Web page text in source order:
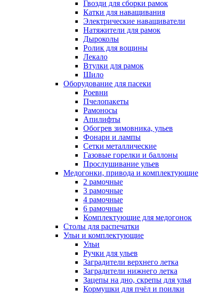
Гвозди для сборки рамок
Катки для наващивания
Электрические наващиватели
Натяжители для рамок
Дыроколы
Ролик для вощины
Лекало
Втулки для рамок
Шило
Оборудование для пасеки
Роевни
Пчелопакеты
Рамоносы
Апилифты
Обогрев зимовника, ульев
Фонари и лампы
Сетки металлические
Газовые горелки и баллоны
Прослушивание ульев
Медогонки, привода и комплектующие
2 рамочные
3 рамочные
4 рамочные
6 рамочные
Комплектующие для медогонок
Столы для распечатки
Ульи и комплектующие
Ульи
Ручки для ульев
Заградители верхнего летка
Заградители нижнего летка
Зацепы на дно, скрепы для улья
Кормушки для пчёл и поилки